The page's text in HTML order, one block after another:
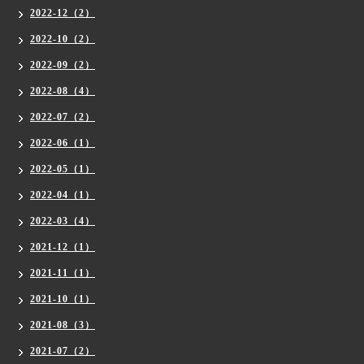
2022-12（2）
2022-10（2）
2022-09（2）
2022-08（4）
2022-07（2）
2022-06（1）
2022-05（1）
2022-04（1）
2022-03（4）
2021-12（1）
2021-11（1）
2021-10（1）
2021-08（3）
2021-07（2）